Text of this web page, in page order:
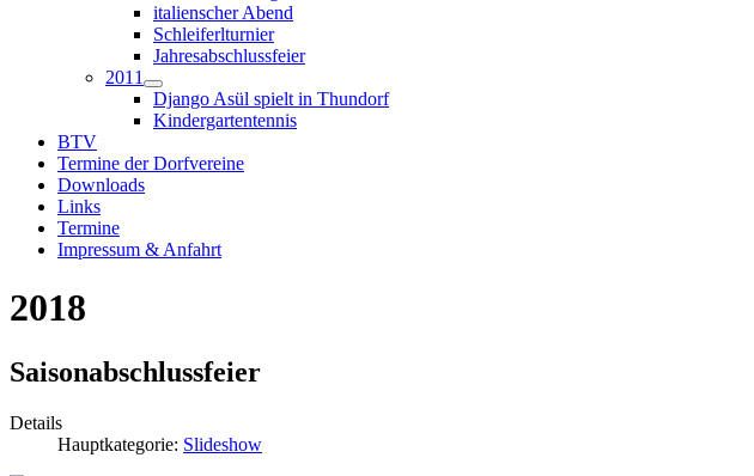
italienscher Abend
Schleiferlturnier
Jahresabschlussfeier
2011
Django Asül spielt in Thundorf
Kindergartentennis
BTV
Termine der Dorfvereine
Downloads
Links
Termine
Impressum & Anfahrt
2018
Saisonabschlussfeier
Details
Hauptkategorie: Slideshow